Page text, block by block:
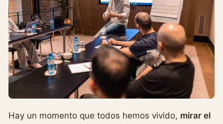
Hay un momento que todos hemos vivido, mirar el